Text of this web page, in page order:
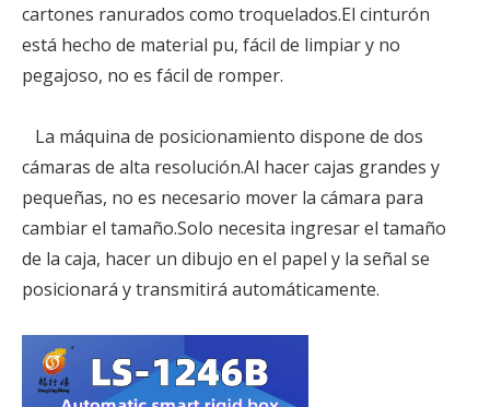
cartones ranurados como troquelados.El cinturón
está hecho de material pu, fácil de limpiar y no
pegajoso, no es fácil de romper.
La máquina de posicionamiento dispone de dos
cámaras de alta resolución.Al hacer cajas grandes y
pequeñas, no es necesario mover la cámara para
cambiar el tamaño.Solo necesita ingresar el tamaño
de la caja, hacer un dibujo en el papel y la señal se
posicionará y transmitirá automáticamente.